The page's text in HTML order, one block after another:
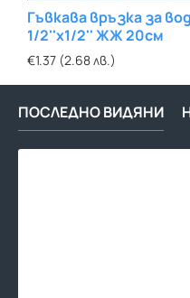
Гъвкава връзка за
1/2''х1/2'' ЖЖ 20см
€1.37 (2.68 лв.)
ПОСЛЕДНО ВИДЯНИ